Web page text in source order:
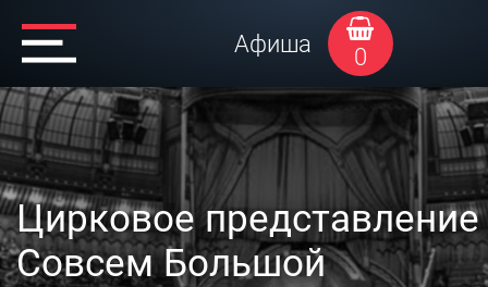
Афиша 0
Цирковое представление
Совсем Большой